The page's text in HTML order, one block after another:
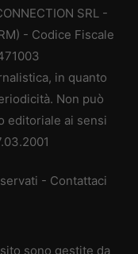
SRL -
- Codice Fiscale
in quanto
Non può
editoriale ai sensi
- Contattaci
sono gestite da